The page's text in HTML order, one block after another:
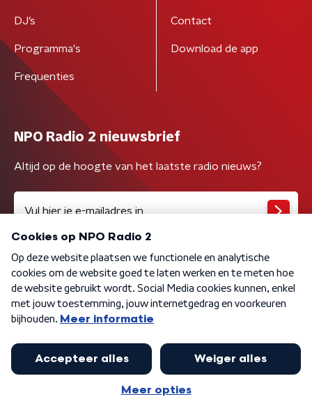
DJ’s
Programma's
Frequenties
Contact
Download de app
NPO Radio 2 nieuwsbrief
Altijd op de hoogte van het laatste radio nieuws?
Algemene voorwaarden